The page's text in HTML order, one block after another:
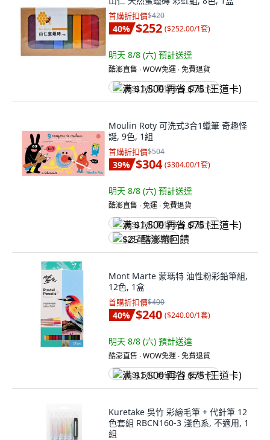
首購折扣價$420
40% $252 ($252.00/1套)
明天 8/8 (六) 預計送達
酷澎直售 ∙ WOW免運 ∙ 免費退貨
满 $1,500 再省 $75 (王道卡)
Moulin Roty 可洗式3合1蠟筆 奇趣怪
誕, 9色, 1組
首購折扣價$504
39% $304 ($304.00/1套)
明天 8/8 (六) 預計送達
酷澎直售 ∙ 免運 ∙ 免費退貨
满 $1,500 再省 $75 (王道卡)
$25 酷澎幣回饋
Mont Marte 蒙瑪特 油性粉彩鉛筆組,
12色, 1盒
首購折扣價$400
40% $240 ($240.00/1套)
明天 8/8 (六) 預計送達
酷澎直售 ∙ WOW免運 ∙ 免費退貨
满 $1,500 再省 $75 (王道卡)
Kuretake 吳竹 彩繪毛筆 + 代針筆 12
色套組 RBCN160-3 淺色系, 不適用, 1
組